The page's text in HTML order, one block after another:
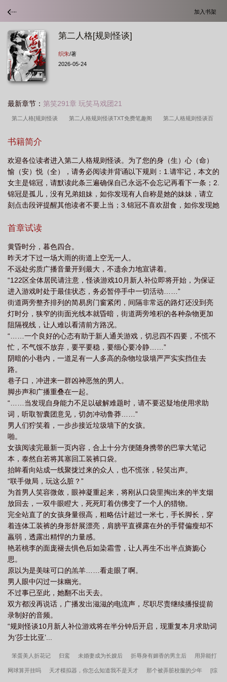
加入书架
第二人格[规则怪谈]
织朱/著
2026-05-24
最新章节： 第笑291章 玩笑马戏团21
第二人格[规则怪谈 第二人格规则怪谈TXT免费笔趣阁 第二人格规则怪谈百
谈 第二人格规则怪谈织朱番外
TXT 第二人格规则怪谈by织朱 第二人格规则怪谈txt 第二人格规则怪谈by
织朱txt 第二人格规则怪谈by织朱免费阅读 第二人格规则怪谈by织朱番外
书籍简介
欢迎各位读者进入第二人格规则怪谈。为了您的身（生）心（命）
愉（安）悦（全），请务必阅读并背诵以下规则：1.请牢记，本文的
女主是锦冠，请默读此条三遍确保自己永远不会忘记再看下一条；2.
锦冠是孤儿，没有兄弟姐妹，如你发现有人自称是她的妹妹，请立
刻点击段评提醒其他读者不要上当；3.锦冠不喜欢甜食，如你发现她
送她礼物，请一定选择粉色；5.锦冠很好说话，不用害怕得罪她，她
代价，诡异和你也不例外；7.锦冠在下水道里捡过垃圾，请提醒某位
爱洁成癖的男士不要靠近她，如你忘了，也没关系；8.锦冠最爱的人
是她的妹妹游星，如你看到游星，请帮忙转达；9.锦冠的终极目标是
为游星创造最好的生活。10.本文没有锦冠。——织朱20250403ps.
有男主，但不会一对眼就火花带闪电，前中期男主路人，中后期男
主会展开追求，得求很久，很难谈，男主命也没那么好不可能让他
谈两个，也不会发生一个谈了一个看着的情况，特别说明一下嗷
首章试读
黄昏时分，暮色四合。
昨天才下过一场大雨的街道上空无一人。
不远处劣质广播音量开到最大，不遗余力地宣讲着。
“122区全体居民请注意，怪谈游戏10月新人补位即将开始，为保证
进入游戏时处于最佳状态，务必暂停手中一切活动……”
街道两旁整齐排列的简易房门窗紧闭，间隔非常远的路灯还没到亮
灯时分，狭窄的街面光线本就昏暗，街道两旁堆积的各种杂物更加
阻隔视线，让人难以看清前方路况。
“……一个良好的心态有助于新人通关游戏，切忌四不四要，不慌不
忙，不气馁不放弃，要平要稳，要细心要冷静……”
阴暗的小巷内，一道足有一人多高的杂物垃圾墙严严实实挡住去
路。
巷子口，冲进来一群凶神恶煞的男人。
脚步声和广播重叠在一起。
“……当发现自身能力不足以破解难题时，请不要迟疑地使用求助
词，听取智囊团意见，切勿冲动鲁莽……”
男人们狞笑着，一步步接近垃圾墙下的女孩。
啪。
女孩阅读完最新一页内容，合上十分方便随身携带的巴掌大笔记
本，泰然自若将其塞回工装裤口袋。
抬眸看向站成一线聚拢过来的众人，也不慌张，轻笑出声。
“联手做局，玩这么脏？”
为首男人笑容微敛，眼神凝重起来，将刚从口袋里掏出来的半支烟
放回去，一双牛眼瞪大，死死盯着仿佛变了一个人的猎物。
完全站直了的女孩身量很高，粗略估计超过一米七，手长脚长，穿
着连体工装裤的身形舒展漂亮，肩膀平直裸露在外的手臂偏瘦却不
羸弱，透露出精悍的力量感。
艳若桃李的面庞褪去惧色后如染霜雪，让人再生不出半点旖旎心
思。
原以为是美味可口的羔羊……看走眼了啊。
男人眼中闪过一抹幽光。
不过事已至此，她翻不出天去。
双方都没再说话，广播发出滋滋的电流声，尽职尽责继续播报提前
录制好的音频。
“规则怪谈10月新人补位游戏将在半分钟后开启，现重复本月求助词
为‘莎士比亚’...
笨蛋美人折花记 归鸾 未婚妻成为长嫂后 折辱身有媚香的男主后 用异能打
网球算开挂吗 天才模拟器，你怎么知道我不是天才 那个被弄脏校服的少年 [综